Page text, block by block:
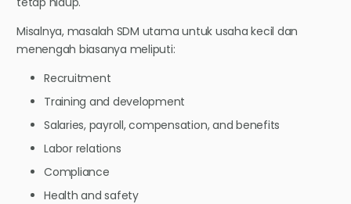
Misalnya, masalah SDM utama untuk usaha kecil dan
menengah biasanya meliputi:
Recruitment
Training and development
Salaries, payroll, compensation, and benefits
Labor relations
Compliance
Health and safety